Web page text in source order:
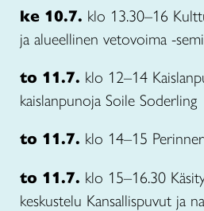
ke 10.7. klo 13.30–16
ja alueellinen vetovoima -
to 11.7. klo 12–14
kaislanpunoja Soile Soderling
to 11.7. klo 14–15
to 11.7. klo 15–16.30
keskustelu Kansallispuvut ja